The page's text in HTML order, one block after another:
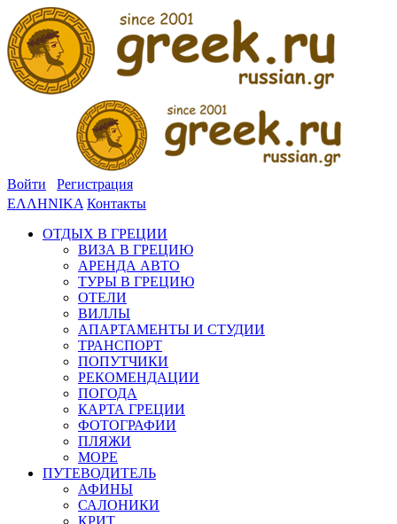
Войти
Регистрация
ΕΛΛΗΝΙΚΑ Контакты
ОТДЫХ В ГРЕЦИИ
ВИЗА В ГРЕЦИЮ
АРЕНДА АВТО
ТУРЫ В ГРЕЦИЮ
ОТЕЛИ
ВИЛЛЫ
АПАРТАМЕНТЫ И СТУДИИ
ТРАНСПОРТ
ПОПУТЧИКИ
РЕКОМЕНДАЦИИ
ПОГОДА
КАРТА ГРЕЦИИ
ФОТОГРАФИИ
ПЛЯЖИ
МОРЕ
ПУТЕВОДИТЕЛЬ
АФИНЫ
САЛОНИКИ
КРИТ